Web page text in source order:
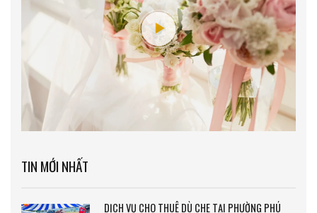
TIN MỚI NHẤT
DỊCH VỤ CHO THUÊ DÙ CHE TẠI PHƯỜNG PHÚ